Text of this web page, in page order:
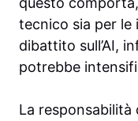
tecnico sia per le
dibattito sull’AI,
potrebbe
La responsabilità